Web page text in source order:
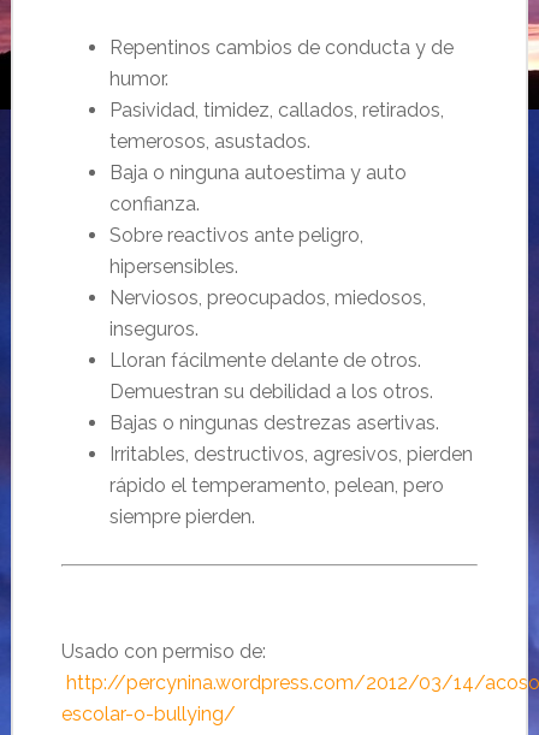
Repentinos cambios de conducta y de
humor.
Pasividad, timidez, callados, retirados,
temerosos, asustados.
Baja o ninguna autoestima y auto
confianza.
Sobre reactivos ante peligro,
hipersensibles.
Nerviosos, preocupados, miedosos,
inseguros.
Lloran fácilmente delante de otros.
Demuestran su debilidad a los otros.
Bajas o ningunas destrezas asertivas.
Irritables, destructivos, agresivos, pierden
rápido el temperamento, pelean, pero
siempre pierden.
Usado con permiso de:
http://percynina.wordpress.com/2012/03/14/
escolar-o-bullying/